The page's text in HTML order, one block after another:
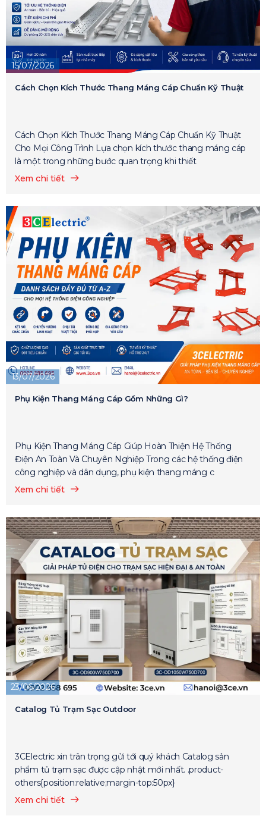
15/07/2026
Cách Chọn Kích Thước Thang Máng Cáp Chuẩn Kỹ Thuật
Cách Chọn Kích Thước Thang Máng Cáp Chuẩn Kỹ Thuật
Cho Mọi Công Trình Lựa chọn kích thước thang máng cáp
là một trong những bước quan trọng khi thiết
Xem chi tiết
13/07/2026
Phụ Kiện Thang Máng Cáp Gồm Những Gì?
Phụ Kiện Thang Máng Cáp Giúp Hoàn Thiện Hệ Thống
Điện An Toàn Và Chuyên Nghiệp Trong các hệ thống điện
công nghiệp và dân dụng, phụ kiện thang máng c
Xem chi tiết
23/06/2026
Catalog Tủ Trạm Sạc Outdoor
3CElectric xin trân trọng gửi tới quý khách Catalog sản
phẩm tủ trạm sạc được cập nhật mới nhất. .product-
others{position:relative;margin-top:50px}
Xem chi tiết